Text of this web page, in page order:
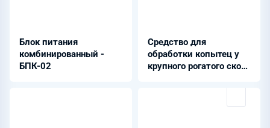
Блок питания
комбинированный -
БПК-02
Средство для
обработки копытец у
крупного рогатого скота